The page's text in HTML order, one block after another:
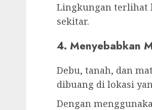
Lingkungan terlihat
sekitar.
4. Menyebabkan
Debu, tanah, dan
dibuang di lokasi
Dengan